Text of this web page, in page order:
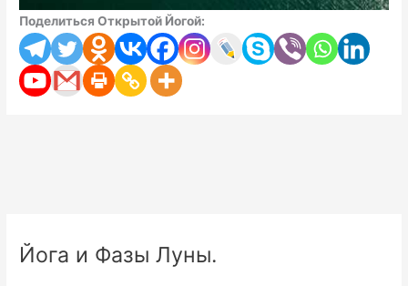
Поделиться Открытой Йогой:
Йога и Фазы Луны.